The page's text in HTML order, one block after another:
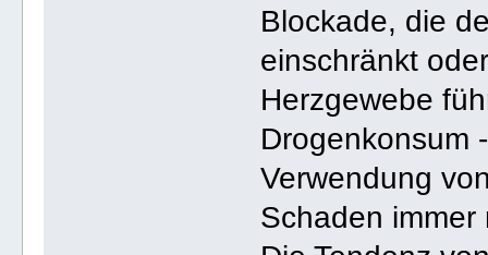
Blockade, die
einschränkt
Herzgewebe
Drogenkonsum
Verwendung
Schaden